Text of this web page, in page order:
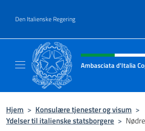
Den Italienske Regering
Hjemmesidehoved,
Ambasciata d'Italia
Hjem > Konsulære tjenester og visum >
Ydelser til italienske statsborgere >